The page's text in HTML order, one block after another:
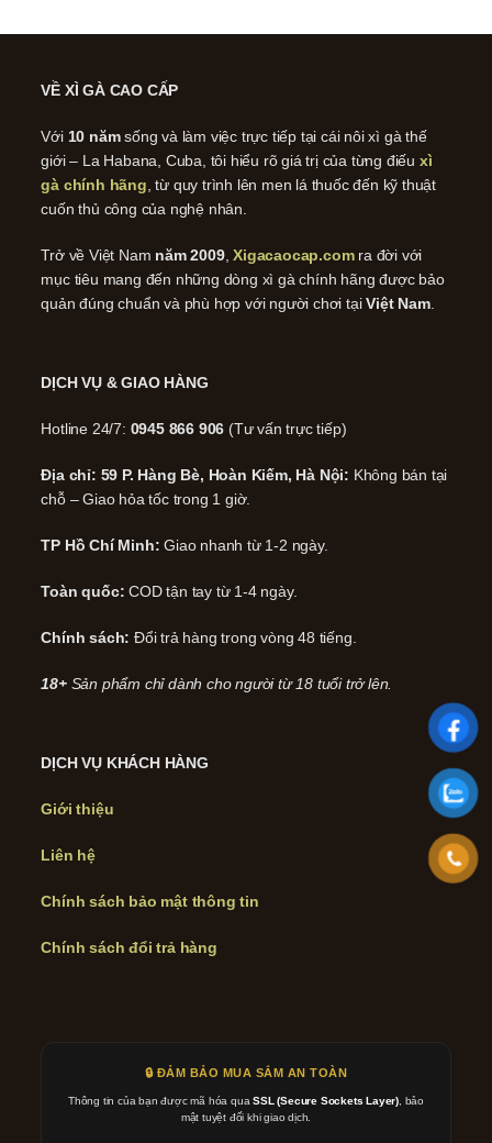
VỀ XÌ GÀ CAO CẤP
Với 10 nămsống và làm việc trực tiếp tại cái nôi xì gà thế
giới – La Habana, Cuba, tôi hiểu rõ giá trị của từng điếu xì
gà chính hãng , từ quy trình lên men lá thuốc đến kỹ thuật
cuốn thủ công của nghệ nhân.
Trở về Việt Nam năm 2009,Xigacaocap.comra đời với
mục tiêu mang đến những dòng xì gà chính hãng được bảo
quản đúng chuẩn và phù hợp với người chơi tạiViệt Nam.
DỊCH VỤ & GIAO HÀNG
Hotline 24/7: 0945 866 906 (Tư vấn trực tiếp)
Địa chỉ: 59 P. Hàng Bè, Hoàn Kiếm, Hà Nội: Không bán tại
chỗ – Giao hỏa tốc trong 1 giờ.
TP Hồ Chí Minh: Giao nhanh từ 1-2 ngày.
Toàn quốc: COD tận tay từ 1-4 ngày.
Chính sách: Đổi trả hàng trong vòng 48 tiếng.
18+ Sản phẩm chỉ dành cho người từ 18 tuổi trở lên.
DỊCH VỤ KHÁCH HÀNG
Giới thiệu
Liên hệ
Chính sách bảo mật thông tin
Chính sách đổi trả hàng
🔒 ĐẢM BẢO MUA SẮM AN TOÀN
Thông tin của bạn được mã hóa quaSSL (Secure Sockets Layer) , bảo
mật tuyệt đối khi giao dịch.